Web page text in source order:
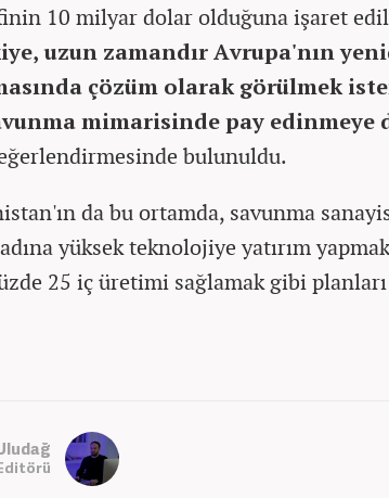
10 milyar dolar olduğuna işaret
uzun zamandır Avrupa'nın
çözüm olarak görülmek
mimarisinde pay edinmeye
bulunuldu.
da bu ortamda, savunma
yüksek teknolojiye yatırım
25 iç üretimi sağlamak gibi